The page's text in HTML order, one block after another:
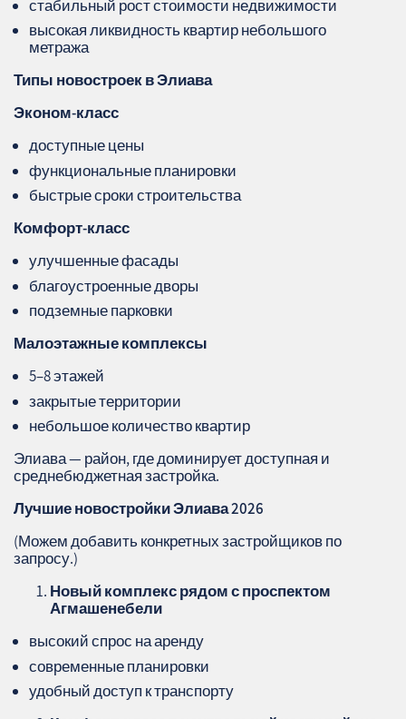
стабильный рост стоимости недвижимости
высокая ликвидность квартир небольшого
метража
Типы новостроек в Элиава
Эконом‑класс
доступные цены
функциональные планировки
быстрые сроки строительства
Комфорт‑класс
улучшенные фасады
благоустроенные дворы
подземные парковки
Малоэтажные комплексы
5–8 этажей
закрытые территории
небольшое количество квартир
Элиава — район, где доминирует доступная и
среднебюджетная застройка.
Лучшие новостройки Элиава 2026
(Можем добавить конкретных застройщиков по
запросу.)
Новый комплекс рядом с проспектом
Агмашенебели
высокий спрос на аренду
современные планировки
удобный доступ к транспорту